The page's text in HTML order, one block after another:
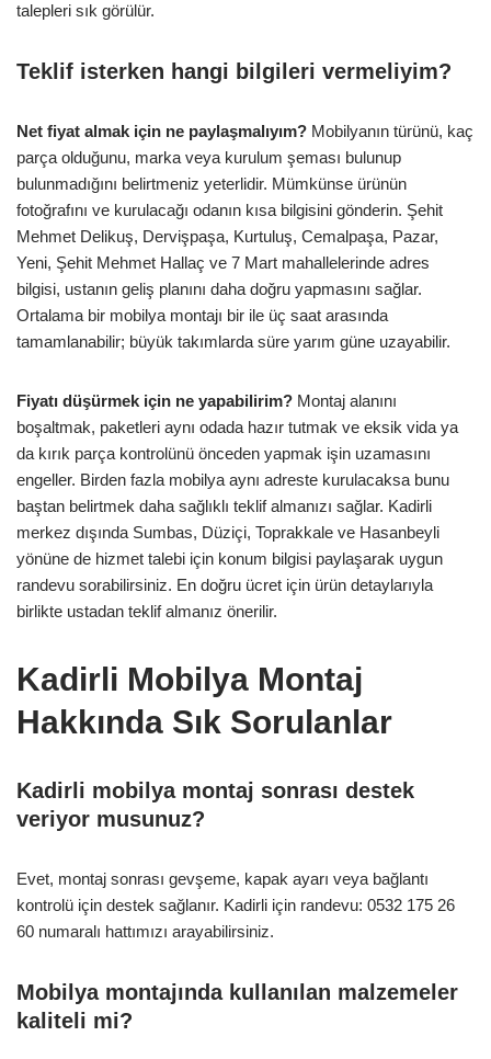
talepleri sık görülür.
Teklif isterken hangi bilgileri vermeliyim?
Net fiyat almak için ne paylaşmalıyım? Mobilyanın türünü, kaç
parça olduğunu, marka veya kurulum şeması bulunup
bulunmadığını belirtmeniz yeterlidir. Mümkünse ürünün
fotoğrafını ve kurulacağı odanın kısa bilgisini gönderin. Şehit
Mehmet Delikuş, Dervişpaşa, Kurtuluş, Cemalpaşa, Pazar,
Yeni, Şehit Mehmet Hallaç ve 7 Mart mahallelerinde adres
bilgisi, ustanın geliş planını daha doğru yapmasını sağlar.
Ortalama bir mobilya montajı bir ile üç saat arasında
tamamlanabilir; büyük takımlarda süre yarım güne uzayabilir.
Fiyatı düşürmek için ne yapabilirim? Montaj alanını
boşaltmak, paketleri aynı odada hazır tutmak ve eksik vida ya
da kırık parça kontrolünü önceden yapmak işin uzamasını
engeller. Birden fazla mobilya aynı adreste kurulacaksa bunu
baştan belirtmek daha sağlıklı teklif almanızı sağlar. Kadirli
merkez dışında Sumbas, Düziçi, Toprakkale ve Hasanbeyli
yönüne de hizmet talebi için konum bilgisi paylaşarak uygun
randevu sorabilirsiniz. En doğru ücret için ürün detaylarıyla
birlikte ustadan teklif almanız önerilir.
Kadirli Mobilya Montaj
Hakkında Sık Sorulanlar
Kadirli mobilya montaj sonrası destek
veriyor musunuz?
Evet, montaj sonrası gevşeme, kapak ayarı veya bağlantı
kontrolü için destek sağlanır. Kadirli için randevu: 0532 175 26
60 numaralı hattımızı arayabilirsiniz.
Mobilya montajında kullanılan malzemeler
kaliteli mi?